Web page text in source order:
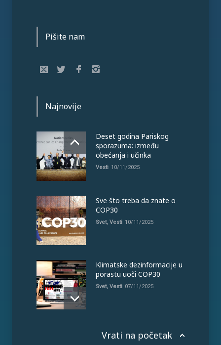
Pišite nam
Najnovije
Deset godina Pariskog
sporazuma: između
obećanja i učinka
Vesti 10/11/2025
Sve što treba da znate o
COP30
Svet, Vesti 10/11/2025
Klimatske dezinformacije u
porastu uoči COP30
Svet, Vesti 07/11/2025
Vrati na početak